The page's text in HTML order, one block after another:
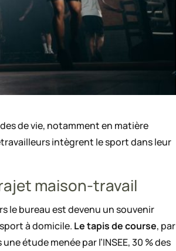
de vie, notamment en matière
intègrent le sport dans leur
maison-travail
le bureau est devenu un souvenir
à domicile. Le tapis de course, par
étude menée par l’INSEE, 30 % des